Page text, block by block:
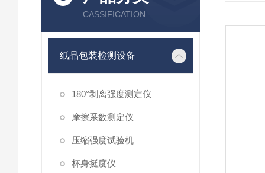
CASSIFICATION
纸品包装检测设备
180°剥离强度测定仪
摩擦系数测定仪
压缩强度试验机
杯身挺度仪